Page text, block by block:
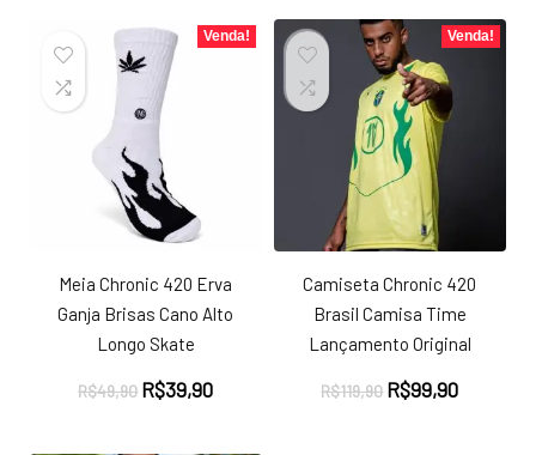
R$59,90.R$46,90.
Venda!
Meia Chronic 420 Erva
Ganja Brisas Cano Alto
Longo Skate
R$49,90 O
R$39,90O
Venda!
Camiseta Chronic 420
Brasil Camisa Time
Lançamento Original
R$119,90 O
R$99,90O